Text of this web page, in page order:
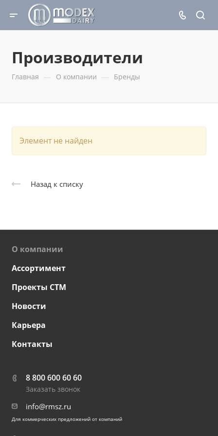
Производители
Главная — О компании — Бренды
Элемент не найден
Назад к списку
О компании
Ассортимент
Проекты СТМ
Новости
Карьера
Контакты
8 800 600 60 60
Заказать звонок
info@rmsz.ru
Для коммерческих предложений от компаний